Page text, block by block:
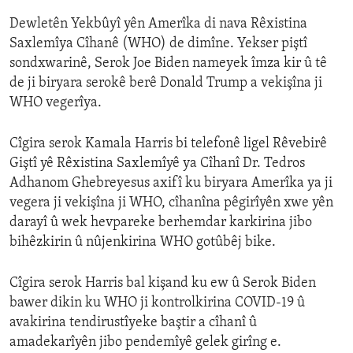
Dewletên Yekbûyî yên Amerîka di nava Rêxistina
Saxlemîya Cîhanê (WHO) de dimîne. Yekser piştî
sondxwarinê, Serok Joe Biden nameyek îmza kir û tê
de ji biryara serokê berê Donald Trump a vekişîna ji
WHO vegerîya.
Cîgira serok Kamala Harris bi telefonê ligel Rêvebirê
Giştî yê Rêxistina Saxlemîyê ya Cîhanî Dr. Tedros
Adhanom Ghebreyesus axifî ku biryara Amerîka ya ji
vegera ji vekişîna ji WHO, cîhanîna pêgirîyên xwe yên
darayî û wek hevpareke berhemdar karkirina jibo
bihêzkirin û nûjenkirina WHO gotûbêj bike.
Cîgira serok Harris bal kişand ku ew û Serok Biden
bawer dikin ku WHO ji kontrolkirina COVID-19 û
avakirina tendirustîyeke baştir a cîhanî û
amadekarîyên jibo pendemîyê gelek girîng e.